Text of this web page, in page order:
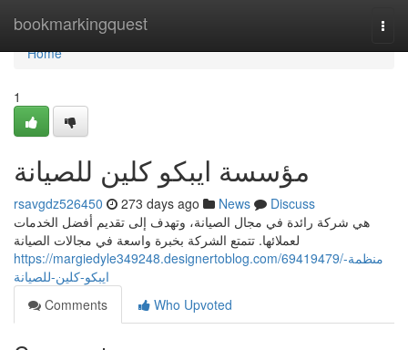
bookmarkingquest
Home
Home
1
مؤسسة ايبكو كلين للصيانة
rsavgdz526450 273 days ago News
Discuss
هي شركة رائدة في مجال الصيانة، وتهدف إلى تقديم أفضل الخدمات
لعملائها. تتمتع الشركة بخبرة واسعة في مجالات الصيانة
https://margiedyle349248.designertoblog.com/69419479/منظمة-
ايبكو-كلين-للصيانة
Comments
Who Upvoted